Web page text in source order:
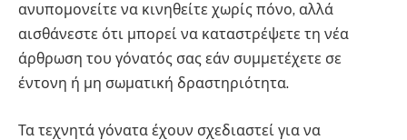
ανυπομονείτε να κινηθείτε χωρίς πόνο, αλλά
αισθάνεστε ότι μπορεί να καταστρέψετε τη νέα
άρθρωση του γόνατός σας εάν συμμετέχετε σε
έντονη ή μη σωματική δραστηριότητα.
Τα τεχνητά γόνατα έχουν σχεδιαστεί για να